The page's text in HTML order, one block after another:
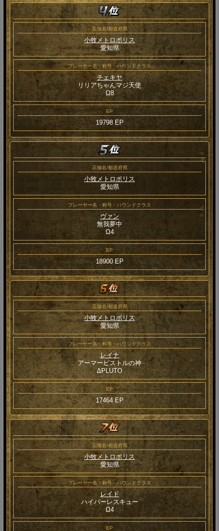
店舗名/都道府県
小牧メトロポリス
愛知県
プレーヤー名・称号・ハウンドクラス
チェキヤ
リリアちゃんマジ天使
Ω8
EP
19798 EP
店舗名/都道府県
小牧メトロポリス
愛知県
プレーヤー名・称号・ハウンドクラス
ヴァン
無我夢中
Ω4
EP
18900 EP
店舗名/都道府県
小牧メトロポリス
愛知県
プレーヤー名・称号・ハウンドクラス
レイナ
アーマーピストルの神
ΔPLUTO
EP
17464 EP
店舗名/都道府県
小牧メトロポリス
愛知県
プレーヤー名・称号・ハウンドクラス
レイド
ハイパーレスキュー
Ω4
EP